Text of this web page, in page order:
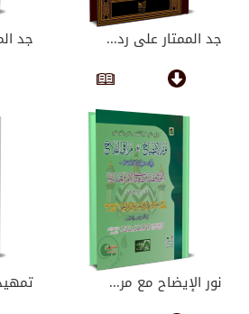
جد الممتار على رد... جد
نور الإيضاح مع مر...